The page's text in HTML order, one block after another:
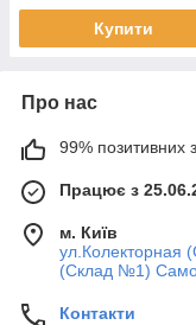
Купити
Про нас
99% позитивних з
Працює з
м. Київ
ул.Колекторная
(Склад №1)
Контакти